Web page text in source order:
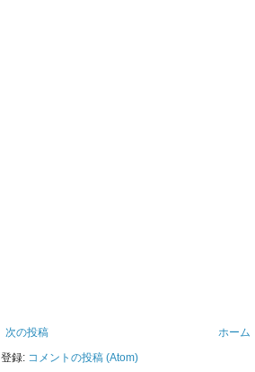
次の投稿
ホーム
登録: コメントの投稿 (Atom)